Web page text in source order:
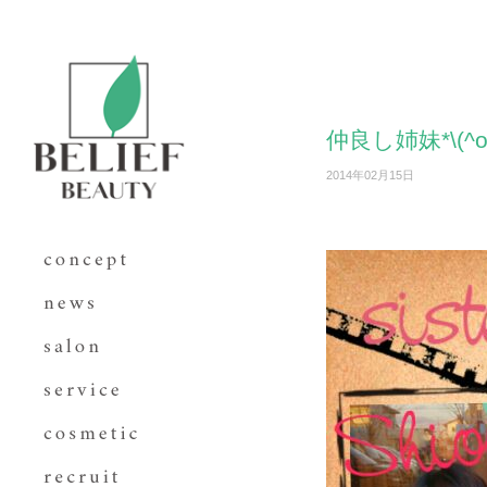
仲良し姉妹
2014年02月15日